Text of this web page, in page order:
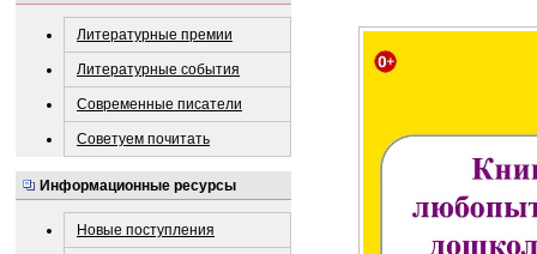
Литературные премии
Литературные события
Современные писатели
Советуем почитать
Информационные ресурсы
Новые поступления